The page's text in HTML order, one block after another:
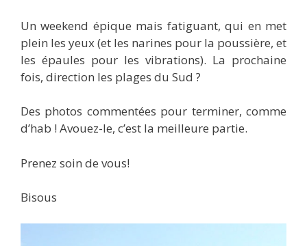
Un weekend épique mais fatiguant, qui en met
plein les yeux (et les narines pour la poussière, et
les épaules pour les vibrations). La prochaine
fois, direction les plages du Sud ?
Des photos commentées pour terminer, comme
d’hab ! Avouez-le, c’est la meilleure partie.
Prenez soin de vous!
Bisous